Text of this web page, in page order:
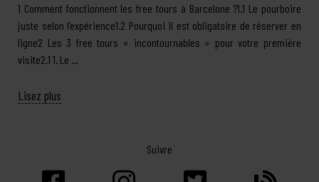
1 Comment fonctionnent les free tours à Barcelone ?1.1 Le pourboire
juste selon l’expérience1.2 Pourquoi il est obligatoire de réserver en
ligne2 Les 3 free tours « incontournables » pour votre première
visite2.1 1. Le …
Lisez plus
Suivre